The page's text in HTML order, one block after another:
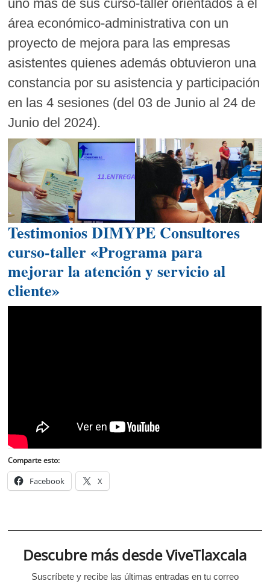
uno más de sus curso-taller orientados a el
área económico-administrativa con un
proyecto de mejora para las empresas
asistentes quienes además obtuvieron una
constancia por su asistencia y participación
en las 4 sesiones (del 03 de Junio al 24 de
Junio del 2024).
Testimonios DIMYPE Consultores
curso-taller «Programa para
mejorar la atención y servicio al
cliente»
Comparte esto:
Facebook X
Descubre más desde ViveTlaxcala
Suscríbete y recibe las últimas entradas en tu correo